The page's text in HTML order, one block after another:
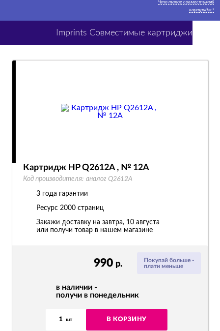
Что такое совместимый
картридж?
Imprints Совместимые картриджи
Покупай больше -
плати меньше
990 р.
в наличии -
получи в понедельник
1 шт В КОРЗИНУ
Картридж HP Q2612A , № 12A
Код производителя: аналог Q2612A
3 года гарантии
Ресурс 2000 страниц
Закажи доставку на завтра, 10 августа
или получи товар в нашем магазине